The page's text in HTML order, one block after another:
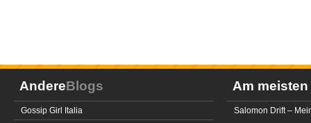
AndereBlogs
Gossip Girl Italia
Am meisten
Salomon Drift –